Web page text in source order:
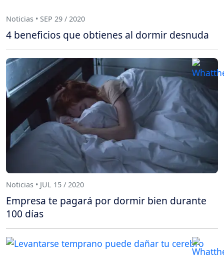
Noticias • SEP 29 / 2020
4 beneficios que obtienes al dormir desnuda
Noticias • JUL 15 / 2020
Empresa te pagará por dormir bien durante
100 días